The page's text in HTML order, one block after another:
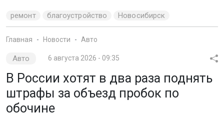
ремонт благоустройство Новосибирск
Главная Новости Авто
Авто 6 августа 2026 - 09:35
В России хотят в два раза поднять
штрафы за объезд пробок по
обочине